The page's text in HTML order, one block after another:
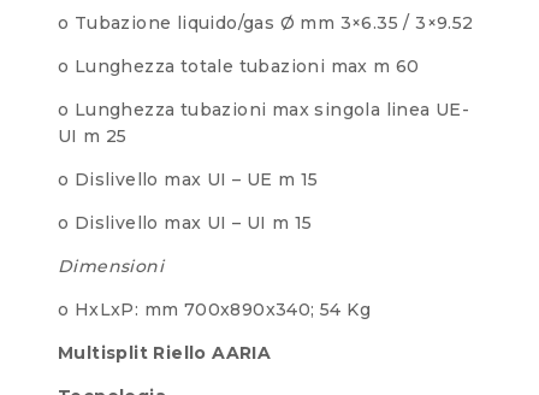
o Tubazione liquido/gas Ø mm 3×6.35 / 3×9.52
o Lunghezza totale tubazioni max m 60
o Lunghezza tubazioni max singola linea UE-
UI m 25
o Dislivello max UI – UE m 15
o Dislivello max UI – UI m 15
Dimensioni
o HxLxP: mm 700x890x340; 54 Kg
Multisplit Riello AARIA